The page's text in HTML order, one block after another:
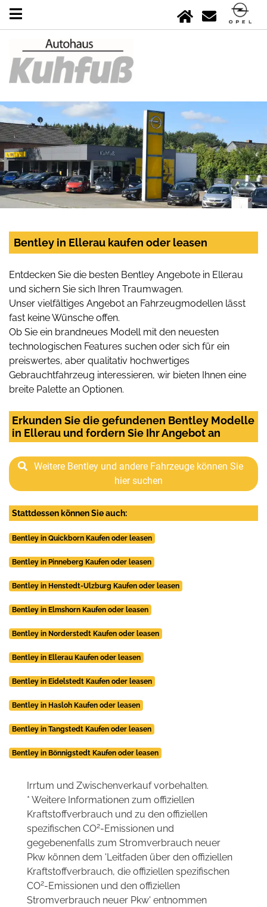
Bentley in Ellerau kaufen oder leasen
Entdecken Sie die besten Bentley Angebote in Ellerau
und sichern Sie sich Ihren Traumwagen.
Unser vielfältiges Angebot an Fahrzeugmodellen lässt
fast keine Wünsche offen.
Ob Sie ein brandneues Modell mit den neuesten
technologischen Features suchen oder sich für ein
preiswertes, aber qualitativ hochwertiges
Gebrauchtfahrzeug interessieren, wir bieten Ihnen eine
breite Palette an Optionen.
Erkunden Sie die gefundenen Bentley Modelle
in Ellerau und fordern Sie Ihr Angebot an
Weitere Bentley und andere Fahrzeuge können Sie
hier suchen
Stattdessen können Sie auch:
Bentley in Quickborn Kaufen oder leasen
Bentley in Pinneberg Kaufen oder leasen
Bentley in Henstedt-Ulzburg Kaufen oder leasen
Bentley in Elmshorn Kaufen oder leasen
Bentley in Norderstedt Kaufen oder leasen
Bentley in Ellerau Kaufen oder leasen
Bentley in Eidelstedt Kaufen oder leasen
Bentley in Hasloh Kaufen oder leasen
Bentley in Tangstedt Kaufen oder leasen
Bentley in Bönnigstedt Kaufen oder leasen
Irrtum und Zwischenverkauf vorbehalten.
* Weitere Informationen zum offiziellen
Kraftstoffverbrauch und zu den offiziellen
spezifischen CO2-Emissionen und
gegebenenfalls zum Stromverbrauch neuer
Pkw können dem 'Leitfaden über den offiziellen
Kraftstoffverbrauch, die offiziellen spezifischen
CO2-Emissionen und den offiziellen
Stromverbrauch neuer Pkw' entnommen